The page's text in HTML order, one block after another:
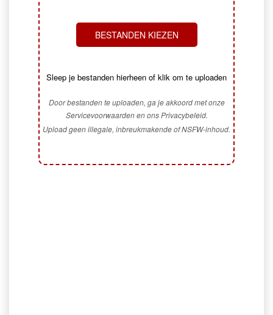
BESTANDEN KIEZEN
Sleep je bestanden hierheen of klik om te uploaden
Door bestanden te uploaden, ga je akkoord met onze
Servicevoorwaarden en ons Privacybeleid.
Upload geen illegale, inbreukmakende of NSFW-inhoud.